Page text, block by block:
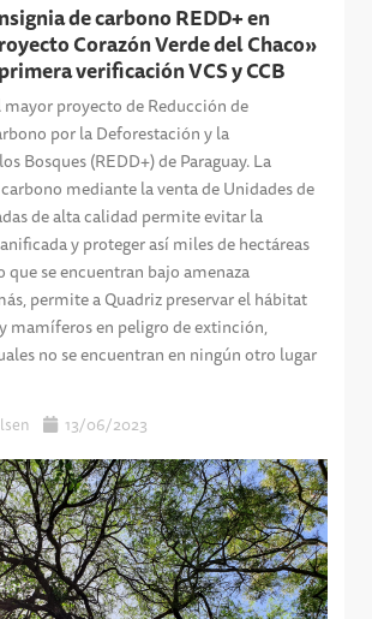
de carbono REDD+ en
Corazón Verde del Chaco»
verificación VCS y CCB
proyecto de Reducción de
por la Deforestación y la
Bosques (REDD+) de Paraguay. La
mediante la venta de Unidades de
de alta calidad permite evitar la
y proteger así miles de hectáreas
que se encuentran bajo amenaza
permite a Quadriz preservar el hábitat
mamíferos en peligro de extinción,
no se encuentran en ningún otro lugar
13/06/2023